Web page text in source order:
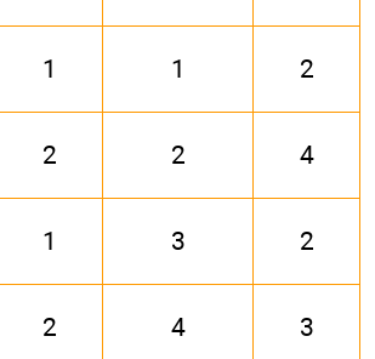
1 1 2
2 2 4
1 3 2
2 4 3